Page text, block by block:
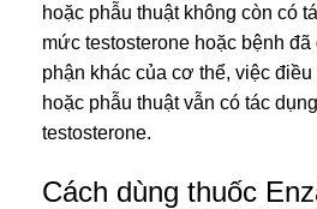
hoặc phẫu thuật không còn có
mức testosterone hoặc bệnh
phận khác của cơ thể, việc điều
hoặc phẫu thuật vẫn có tác
testosterone.
Cách dùng thuốc